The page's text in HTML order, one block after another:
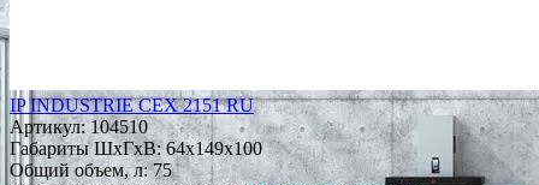
IP INDUSTRIE CEX 2151 RU
Артикул:104510
Габариты ШxГxВ: 64x149x100
Общий объем, л: 75